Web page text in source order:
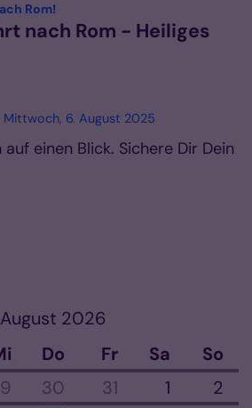
Rom!
nach Rom - Heiliges
6. August 2025
einen Blick. Sichere Dir Dein
August 2026
Do Fr Sa
So
30 31 1
2